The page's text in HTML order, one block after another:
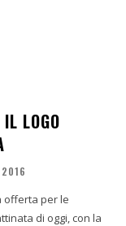
LOGO
per le
di oggi, con la